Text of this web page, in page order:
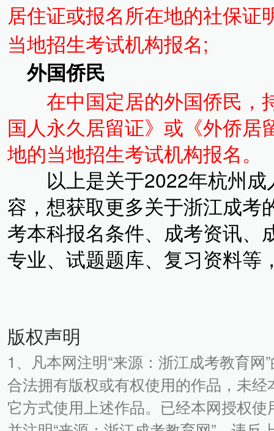
居住证或报名所在地的社保证
当地招生考试机构报名;
外国侨民
在中国定居的外国侨民，
国人永久居留证》或《外侨居
地的当地招生考试机构报名。
以上是关于2022年杭州成
容，想获取更多关于浙江成考
考本科报名条件、成考资讯、
专业、试题题库、复习资料等
版权声明
1、凡本网注明“来源：浙江成考教育
合法拥有版权或有权使用的作品，未
它方式使用上述作品。已经本网授权